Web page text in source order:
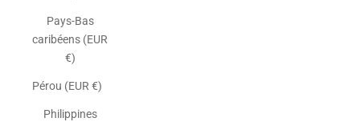
Pays-Bas
caribéens (EUR
€)
Pérou (EUR €)
Philippines